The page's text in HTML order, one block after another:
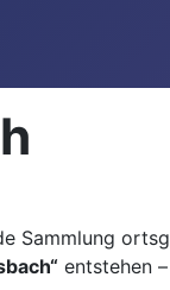
Sammlung
entstehen